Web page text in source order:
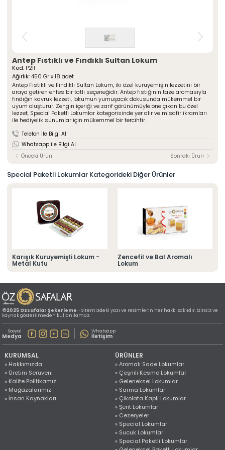
Kurumsal
» Hakkımızda
» Üretim Serüveni
» Kalite Politikamız
» İnsan Kaynakları
» İstanbul
» Konya
» İleitşim Bilgilerimiz
» Konum Bilgilerimiz
» Çikolata Kaplı Lokumlar
» Cezeryeler
» Special Lokumlar
» Sucuk Lokumlar
» Special Paketli Lokumlar
» Geleneksel Paketli Lokumlar
Tüm hakkı saklıdır. Sitemizde kullanılan tüm içerik ve görseller
ŞEKERLEME
Hakkımızda
Üretim Serüveni
Kalite Politikamız
Mağazalarımız
Foto Galeri
Kariyer
İletişim
Antep Fıstıklı ve Fındıklı Sultan Lokum
Kod: P211
Ağırlık:450 Gr x 18 adet
Antep Fıstıklı ve Fındıklı Sultan Lokum, iki özel kuruyemişin lezzetini bir
araya getiren enfes bir tatlı seçeneğidir. Antep fıstığının taze aromasıyla
fındığın kavruk lezzeti, lokumun yumuşacık dokusunda mükemmel bir
uyum oluşturur. Zengin içeriği ve zarif görünümüyle öne çıkan bu özel
lezzet, Special Paketli Lokumlar kategorisinde yer alır ve misafir ikramları
ile hediyelik sunumlar için mükemmel bir tercihtir.
Telefon ile Bilgi Al
Whatsapp ile Bilgi Al
Önceki Ürün
Sonraki Ürün
Special Paketli Lokumlar Kategorideki Diğer Ürünler
Karışık Kuruyemişli Lokum -
Metal Kutu
Zencefil ve Bal Aromalı
Lokum
©2025 Özsafalar Şekerleme- Sitemizdeki yazı ve resimlerin her hakkı saklıdır. İzinsiz ve
kaynak gösterilmeden kullanılamaz.
Sosyal
Medya
Whatsapp
İletişim
KURUMSAL
» Hakkımızda
» Üretim Serüveni
» Kalite Politikamız
» Mağazalarımız
» İnsan Kaynakları
ÜRÜNLER
» Aromalı Sade Lokumlar
» Çeşnili Kesme Lokumlar
» Geleneksel Lokumlar
» Sarma Lokumlar
» Çikolata Kaplı Lokumlar
» Şerit Lokumlar
» Cezeryeler
» Special Lokumlar
» Sucuk Lokumlar
» Special Paketli Lokumlar